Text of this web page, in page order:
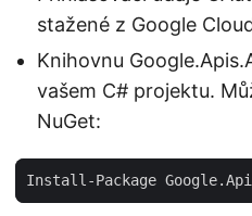
stažené z Google
Knihovnu
vašem C# projektu.
NuGet: